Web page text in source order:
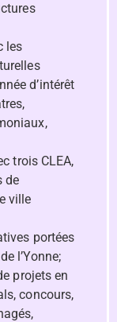
les
d’intérêt
trois CLEA,
de
ville
portées
l’Yonne;
projets en
concours,